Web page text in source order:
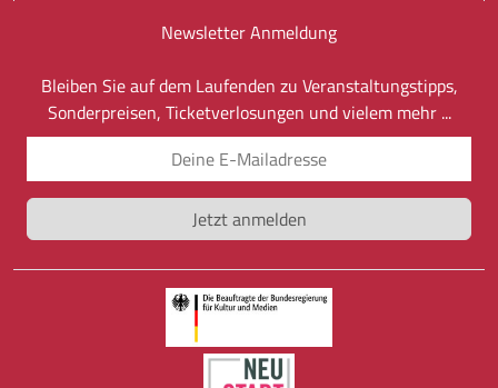
Newsletter Anmeldung
Bleiben Sie auf dem Laufenden zu Veranstaltungstipps,
Sonderpreisen, Ticketverlosungen und vielem mehr ...